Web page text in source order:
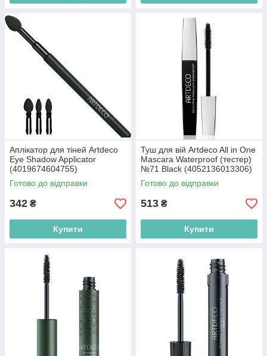
Аплікатор для тіней Artdeco
Eye Shadow Applicator
(4019674604755)
Готово до відправки
342 ₴
Купити
Туш для вій Artdeco All in One
Mascara Waterproof (тестер)
№71 Black (4052136013306)
Готово до відправки
513 ₴
Купити